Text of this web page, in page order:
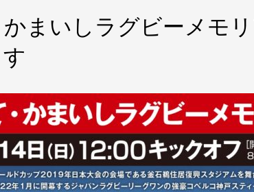
まいしラグビーメモ